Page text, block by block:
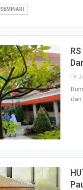
SEMINARI
FX
dan